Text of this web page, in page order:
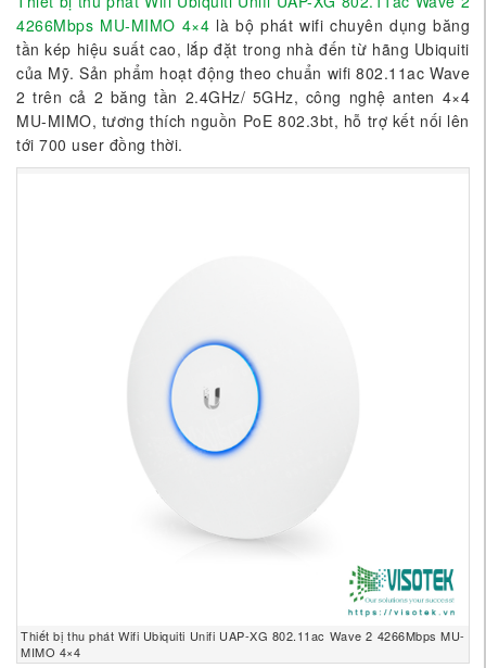
4266Mbps MU-MIMO 4×4 là bộ phát wifi chuyên dụng băng
tần kép hiệu suất cao, lắp đặt trong nhà đến từ hãng Ubiquiti
của Mỹ. Sản phẩm hoạt động theo chuẩn wifi 802.11ac Wave
2 trên cả 2 băng tần 2.4GHz/ 5GHz, công nghệ anten 4×4
MU-MIMO, tương thích nguồn PoE 802.3bt, hỗ trợ kết nối lên
tới 700 user đồng thời.
Thiết bị thu phát Wifi Ubiquiti Unifi UAP-XG 802.11ac Wave 2 4266Mbps MU-
MIMO 4×4